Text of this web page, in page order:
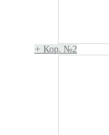
+ Кор. №2